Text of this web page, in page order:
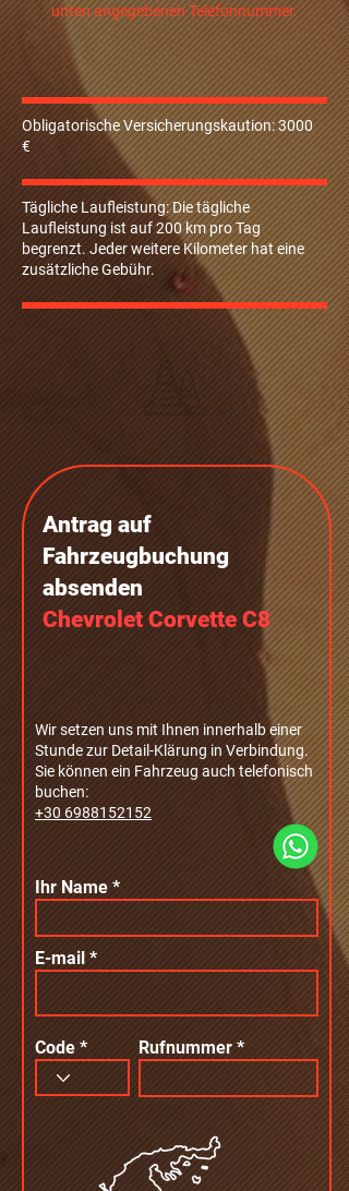
unten angegebenen Telefonnummer.
Obligatorische Versicherungskaution: 3000
€
Tägliche Laufleistung: Die tägliche
Laufleistung ist auf 200 km pro Tag
begrenzt. Jeder weitere Kilometer hat eine
zusätzliche Gebühr.
Antrag auf
Fahrzeugbuchung
absenden
Chevrolet Corvette C8
Wir setzen uns mit Ihnen innerhalb einer
Stunde zur Detail-Klärung in Verbindung.
Sie können ein Fahrzeug auch telefonisch
buchen:
+30 6988152152
Ihr Name
E-mail
Code Rufnummer